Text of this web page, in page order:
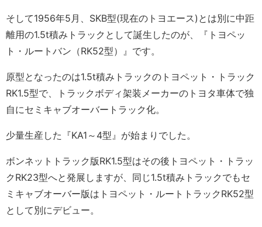
そして1956年5月、SKB型(現在のトヨエース)とは別に中距
離用の1.5t積みトラックとして誕生したのが、『トヨペッ
ト・ルートバン（RK52型）』です。
原型となったのは1.5t積みトラックのトヨペット・トラック
RK1.5型で、トラックボディ架装メーカーのトヨタ車体で独
自にセミキャブオーバートラック化。
少量生産した『KA1～4型』が始まりでした。
ボンネットトラック版RK1.5型はその後トヨペット・トラッ
クRK23型へと発展しますが、同じ1.5t積みトラックでもセ
ミキャブオーバー版はトヨペット・ルートトラックRK52型
として別にデビュー。